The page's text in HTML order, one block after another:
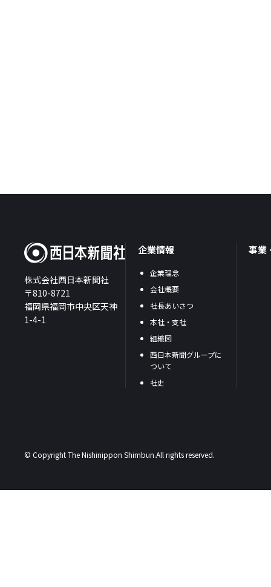
株式会社西日本新聞社
〒810-8721
福岡県福岡市中央区天神
1-4-1
企業情報
企業理念
会社概要
社長あいさつ
本社・支社
組織図
西日本新聞グループに
ついて
社史
事業
© Copyright The Nishinippon Shimbun.All rights reserved.